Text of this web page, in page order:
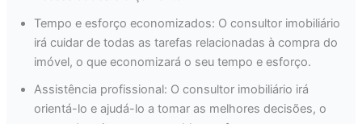
Tempo e esforço economizados: O consultor imobiliário
irá cuidar de todas as tarefas relacionadas à compra do
imóvel, o que economizará o seu tempo e esforço.
Assistência profissional: O consultor imobiliário irá
orientá-lo e ajudá-lo a tomar as melhores decisões, o